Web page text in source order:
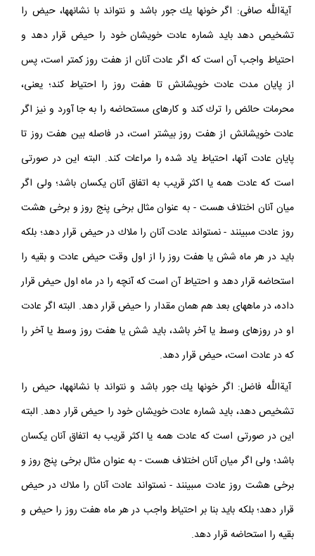
آيةاللَّه صافى: اگر خون‏ها يك جور باشد و نتواند با نشانه‏ها، حيض را
تشخيص دهد بايد شماره عادت خويشان خود را حيض قرار دهد و
احتياط واجب آن است كه اگر عادت آنان از هفت روز كمتر است، پس
از پايان مدت عادت خويشانش تا هفت روز را احتياط كند؛ يعنى،
محرمات حائض را ترك كند و كارهاى مستحاضه را به جا آورد و نيز اگر
عادت خويشانش از هفت روز بيشتر است، در فاصله بين هفت روز تا
پايان عادت آنها، احتياط ياد شده را مراعات كند. البته اين در صورتى
است كه عادت همه يا اكثر قريب به اتفاق آنان يكسان باشد؛ ولى اگر
ميان آنان اختلاف هست - به عنوان مثال برخى پنج روز و برخى هشت
روز عادت مى‏بينند - نمى‏تواند عادت آنان را ملاك در حيض قرار دهد؛ بلكه
بايد در هر ماه شش يا هفت روز را از اول وقت حيض عادت و بقيه را
استحاضه قرار دهد و احتياط آن است كه آنچه را در ماه اول حيض قرار
داده، در ماه‏هاى بعد هم همان مقدار را حيض قرار دهد. البته اگر عادت
او در روزهاى وسط يا آخر باشد، بايد شش يا هفت روز وسط يا آخر را
كه در عادت است، حيض قرار دهد.
آيةاللَّه فاضل: اگر خون‏ها يك جور باشد و نتواند با نشانه‏ها، حيض را
تشخيص دهد، بايد شماره عادت خويشان خود را حيض قرار دهد. البته
اين در صورتى است كه عادت همه يا اكثر قريب به اتفاق آنان يكسان
باشد؛ ولى اگر ميان آنان اختلاف هست - به عنوان مثال برخى پنج روز و
برخى هشت روز عادت مى‏بينند - نمى‏تواند عادت آنان را ملاك در حيض
قرار دهد؛ بلكه بايد بنا بر احتياط واجب در هر ماه هفت روز را حيض و
بقيه را استحاضه قرار دهد.